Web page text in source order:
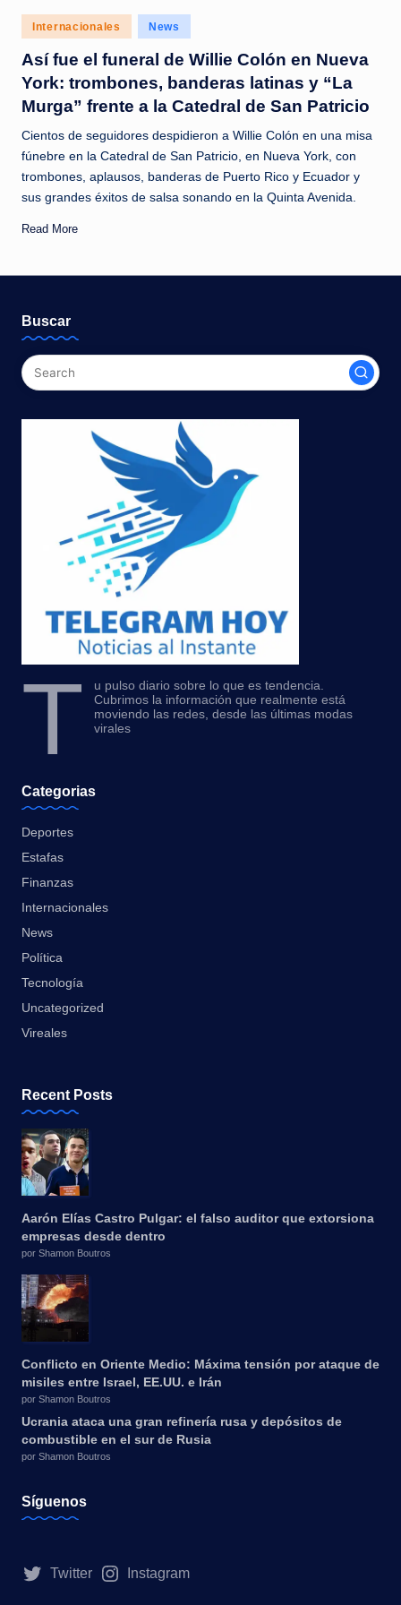
c
i
a
s
a
l
i
t
n
t
e
Posted
in
Internacionales News
Así fue el funeral de Willie Colón en Nueva
York: trombones, banderas latinas y “La
Murga” frente a la Catedral de San Patricio
Cientos de seguidores despidieron a Willie Colón en una misa
fúnebre en la Catedral de San Patricio, en Nueva York, con
trombones, aplausos, banderas de Puerto Rico y Ecuador y
sus grandes éxitos de salsa sonando en la Quinta Avenida.
Read More
Buscar
T
u pulso diario sobre lo que es tendencia.
Cubrimos la información que realmente está
moviendo las redes, desde las últimas modas
virales
Categorias
Deportes
Estafas
Finanzas
Internacionales
News
Política
Tecnología
Uncategorized
Vireales
Recent Posts
Aarón Elías Castro Pulgar: el falso auditor que extorsiona
empresas desde dentro
por Shamon Boutros
Conflicto en Oriente Medio: Máxima tensión por ataque de
misiles entre Israel, EE.UU. e Irán
por Shamon Boutros
Ucrania ataca una gran refinería rusa y depósitos de
combustible en el sur de Rusia
por Shamon Boutros
Síguenos
Twitter Instagram